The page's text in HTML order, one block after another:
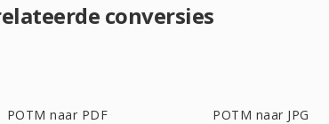
conversies
POTM naar PDF POTM naar JPG